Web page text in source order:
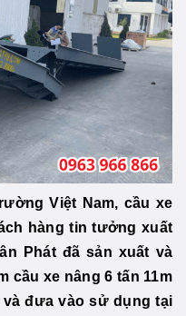
Việt Nam, cầu xe
hàng tin tưởng xuất
Phát đã sản xuất và
cầu xe nâng 6 tấn 11m
đưa vào sử dụng tại